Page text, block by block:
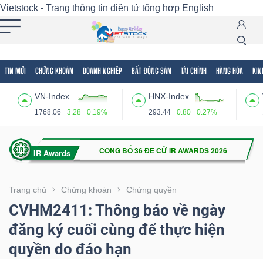
Vietstock - Trang thông tin điện tử tổng hợp English
TIN MỚI CHỨNG KHOÁN DOANH NGHIỆP BẤT ĐỘNG SẢN TÀI CHÍNH HÀNG HÓA
VN-Index
1768.06 3.28 0.19%
HNX-Index
293.44 0.80 0.27%
Trang chủ Chứng khoán Chứng quyền
CVHM2411: Thông báo về ngày
đăng ký cuối cùng để thực hiện
quyền do đáo hạn
Tất cả Tính năng Ngành Mã chứng khoán
Tính
(-)
VIETSTOCK
CHỨNG
KHOÁN